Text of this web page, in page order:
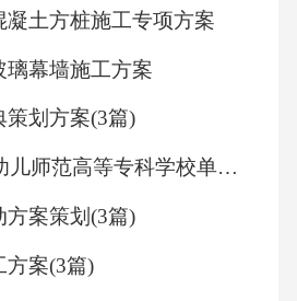
意提醒，共同遵守冲刺约
凝土方桩施工专项方案
璃幕墙施工方案
策划方案(3篇)
2026年四川幼儿师范高等专科学校单招职业技能考试题库及答案详解（夺冠系列）
方案策划(3篇)
方案(3篇)